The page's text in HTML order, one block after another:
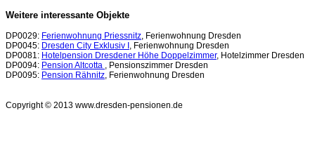
Weitere interessante Objekte
DP0029: Ferienwohnung Priessnitz, Ferienwohnung Dresden
DP0045: Dresden City Exklusiv I , Ferienwohnung Dresden
DP0081: Hotelpension Dresdener Höhe Doppelzimmer, Hotelzimmer Dresden
DP0094: Pension Altcotta , Pensionszimmer Dresden
DP0095: Pension Rähnitz, Ferienwohnung Dresden
Copyright © 2013 www.dresden-pensionen.de